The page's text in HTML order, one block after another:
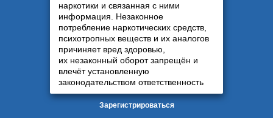
наркотики и связанная с ними
информация. Незаконное
потребление наркотических средств,
психотропных веществ и их аналогов
причиняет вред здоровью,
их незаконный оборот запрещён и
влечёт установленную
законодательством ответственность
Зарегистрироваться